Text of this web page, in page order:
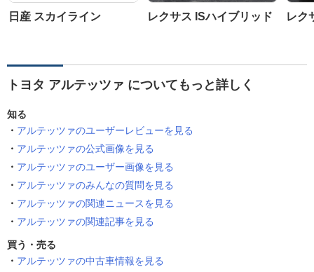
日産 スカイライン レクサス ISハイブリッド レク
トヨタ アルテッツァ についてもっと詳しく
知る
アルテッツァのユーザーレビューを見る
アルテッツァの公式画像を見る
アルテッツァのユーザー画像を見る
アルテッツァのみんなの質問を見る
アルテッツァの関連ニュースを見る
アルテッツァの関連記事を見る
買う・売る
アルテッツァの中古車情報を見る